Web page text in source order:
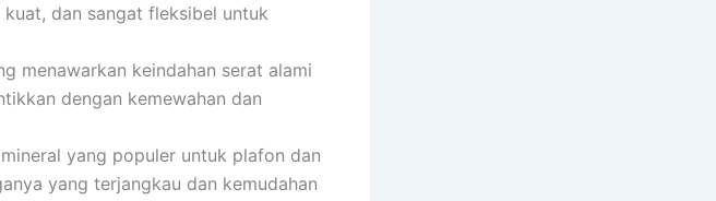
dan sangat fleksibel untuk
menawarkan keindahan serat alami
dengan kemewahan dan
yang populer untuk plafon dan
yang terjangkau dan kemudahan